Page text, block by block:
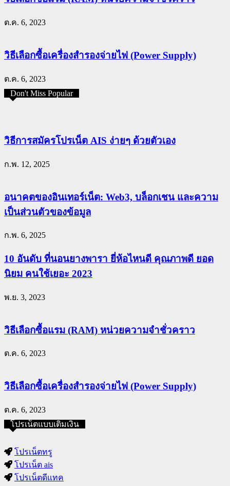
ต.ค. 6, 2023
วิธีเลือกซื้อเครื่องสำรองจ่ายไฟ (Power Supply)
ต.ค. 6, 2023
Don't Miss Popular
วิธีการสมัครโปรเน็ต AIS ง่ายๆ ด้วยตัวเอง
ก.พ. 12, 2025
อนาคตของอินเทอร์เน็ต: Web3, บล็อกเชน และความ
เป็นส่วนตัวของข้อมูล
ก.พ. 6, 2025
10 อันดับ ที่นอนยางพารา ยี่ห้อไหนดี คุณภาพดี ยอด
นิยม คนใช้เยอะ 2023
พ.ย. 3, 2023
วิธีเลือกซื้อแรม (RAM) หน่วยความจำชั่วคราว
ต.ค. 6, 2023
วิธีเลือกซื้อเครื่องสำรองจ่ายไฟ (Power Supply)
ต.ค. 6, 2023
โปรเน็ตแบบเติมเงิน
โปรเน็ตทรู
โปรเน็ต ais
โปรเน็ตดีแทค